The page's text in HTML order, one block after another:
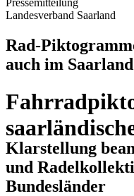
Pressemitteilung
Landesverband Saarland
Rad-
auch im Saarland
Klarstellung
und
Bundesländer